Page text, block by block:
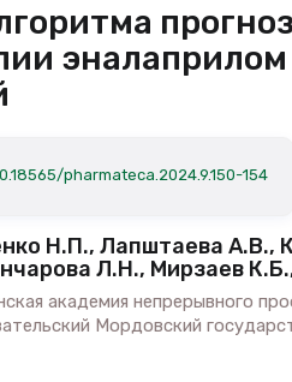
pharmateca.2024.9.150-154
Н.П., Лапштаева А.В.,
Л.Н., Мирзаев
академия непрерывного
Мордовский